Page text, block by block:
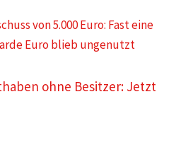
von 5.000 Euro: Fast eine
Euro blieb ungenutzt
ohne Besitzer: Jetzt